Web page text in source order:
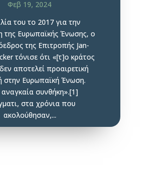
Φεβ 19, 2024
του το 2017 για την
της Ευρωπαϊκής Ένωσης, ο
της Επιτροπής Jan-
τόνισε ότι «[τ]ο κράτος
αποτελεί προαιρετική
στην Ευρωπαϊκή Ένωση.
αναγκαία συνθήκη».[1]
στα χρόνια που
ακολούθησαν,...